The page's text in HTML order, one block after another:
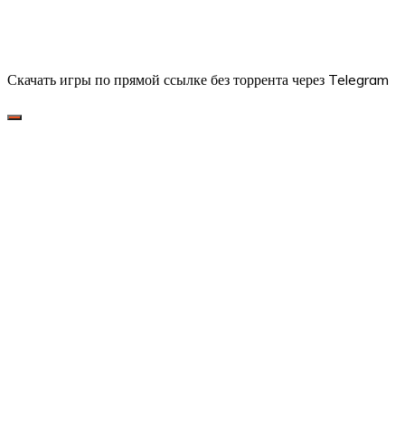
Скачать игры по прямой ссылке без торрента через Telegram